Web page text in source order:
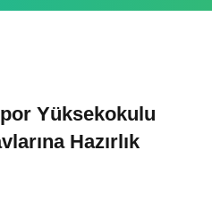
Yüksekokulu
Hazırlık